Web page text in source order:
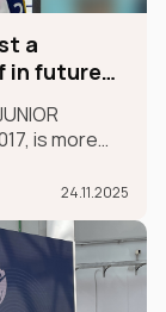
a
in future
is more
24.11.2025